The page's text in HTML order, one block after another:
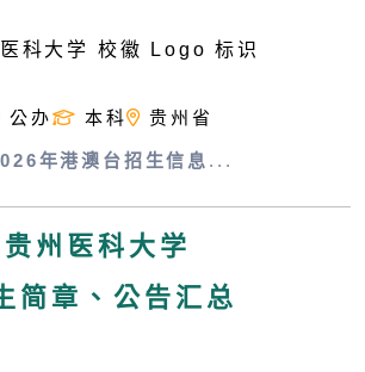
公办 本科 贵州省
年港澳台招生信息 ...
贵州医科大学
简章、公告汇总